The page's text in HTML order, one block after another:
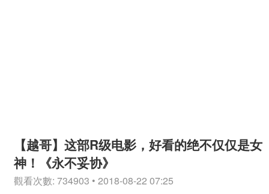
【越哥】这部R级电影，好看的绝不仅仅是女
神！《永不妥协》
觀看次數: 734903 • 2018-08-22 07:25